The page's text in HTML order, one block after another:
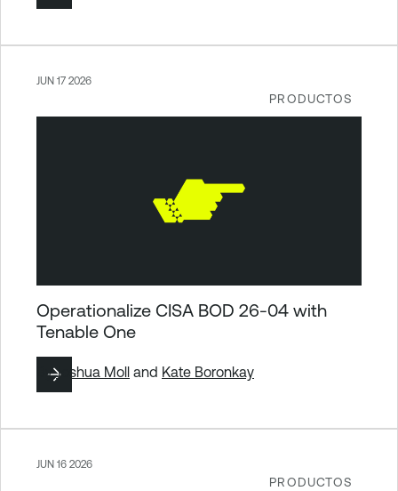
PRODUCTOS
JUN 17 2026
Operationalize CISA BOD 26-04 with
Tenable One
ByJoshua Moll and Kate Boronkay
PRODUCTOS
JUN 16 2026